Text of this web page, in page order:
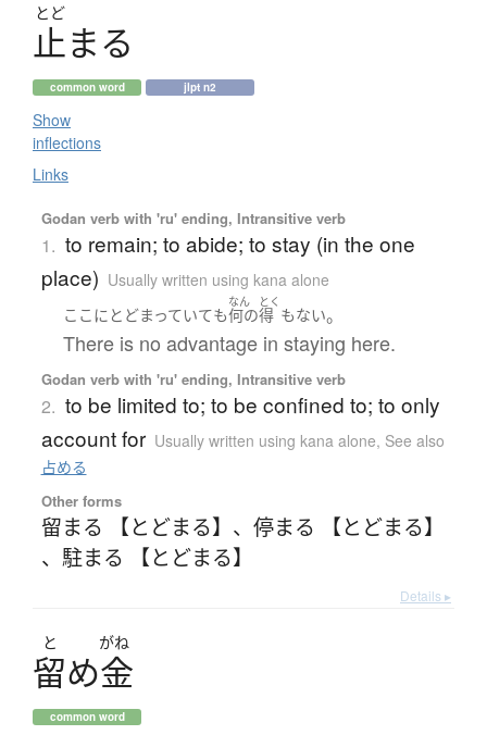
とど
止まる
common word jlpt n2
Show
inflections
Links
Godan verb with 'ru' ending, Intransitive verb
1. to remain; to abide; to stay (in the one
place) Usually written using kana alone
ここに とどまっていても
なん
何の
とく
得 もない。
There is no advantage in staying here.
Godan verb with 'ru' ending, Intransitive verb
2. to be limited to; to be confined to; to only
account for Usually written using kana alone, See also
占める
Other forms
留まる 【とどまる】 、 停まる 【とどまる】
、 駐まる 【とどまる】
Details ▸
と がね
留め金
common word